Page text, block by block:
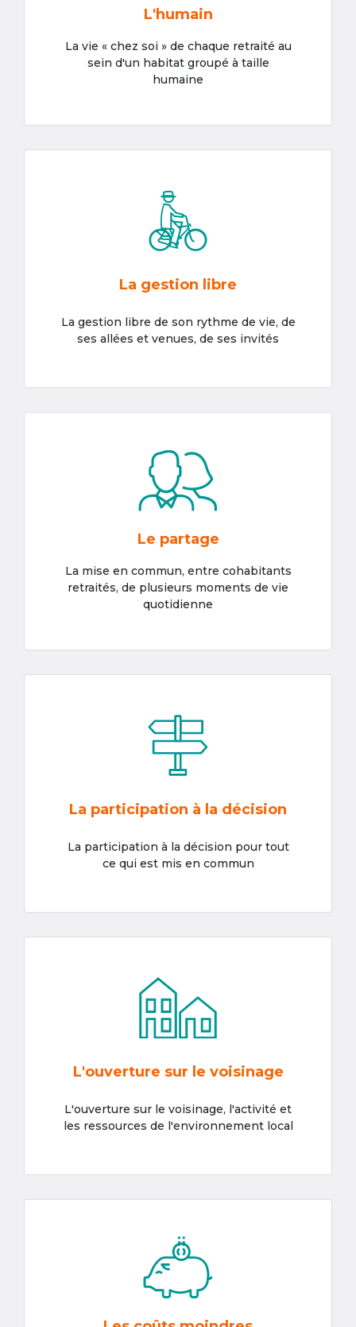
L'humain
La vie « chez soi » de chaque retraité au
sein d'un habitat groupé à taille
humaine
La gestion libre
La gestion libre de son rythme de vie, de
ses allées et venues, de ses invités
Le partage
La mise en commun, entre cohabitants
retraités, de plusieurs moments de vie
quotidienne
La participation à la décision
La participation à la décision pour tout
ce qui est mis en commun
L'ouverture sur le voisinage
L'ouverture sur le voisinage, l'activité et
les ressources de l'environnement local